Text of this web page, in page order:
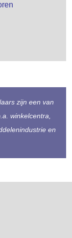
zijn een van
winkelcentra,
en